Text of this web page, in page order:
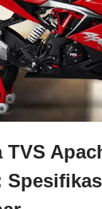
TVS